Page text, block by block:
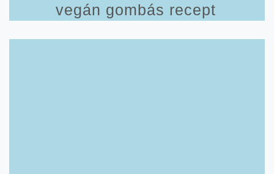
vegán gombás recept